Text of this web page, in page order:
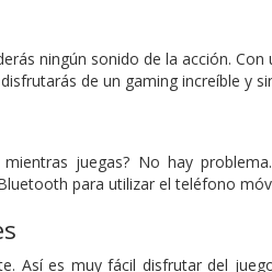
ningún sonido de la acción.
de un gaming increíble y
juegas? No hay
para utilizar el teléfono
Así es muy fácil disfrutar del